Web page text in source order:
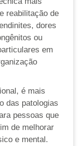
reabilitação de
dores
ou
em
é mais
das patologias
pessoas que
de melhorar
e mental.